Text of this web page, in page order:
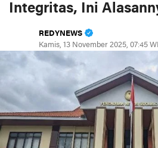
Integritas, Ini
REDYNEWS
Kamis, 13 November 2025, 07:45